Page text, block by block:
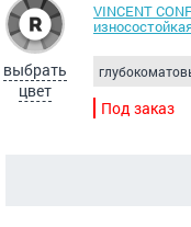
выбрать
цвет
VINCENT
Под заказ